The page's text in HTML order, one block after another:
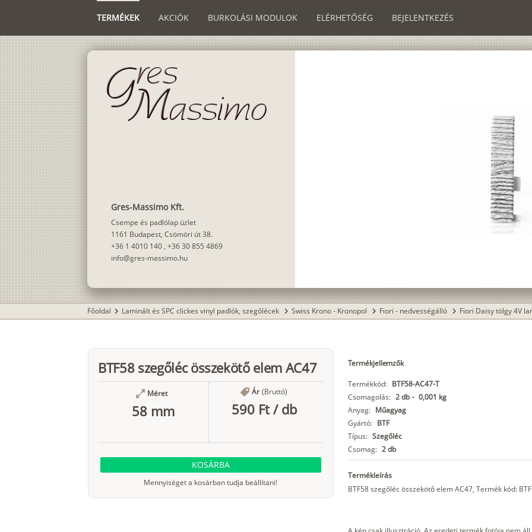
TERMÉKEK AKCIÓK BURKOLÁSI MODULOK ELÉRHETŐSÉG BEJELENTKEZÉS
Gres-Massimo Kft.
Csempe és padlólap üzlet
1161 Budapest, Csömöri út 38.
+36 1 4010 140 , +36 30 855 4869
info@gres-massimo.hu
Főoldal chevron_right Laminált és SPC clickes vinyl padlók, szegőlécek chevron_right Swiss Krono - Kronopol chevron_right Fiori - nedvességálló chevron_right Fiori Daisy tölgy 4V
BTF58 szegőléc összekötő elem AC47
Méret
58 mm
Ár (Bruttó)
590 Ft/ db
KOSÁRBA
Mennyiséget a kosárban tudja beállítani!
Termékjellemzők
Termékkód: BTF58-AC47-T
Csomagolás: 2 db - 0,001 kg
Anyag: Műagyag
Gyártó: BTF
Típus: Szegőléc
Csomag: 2 db
Termékleírás
BTF58 szegőléc összekötő elem AC47, Termék kód: